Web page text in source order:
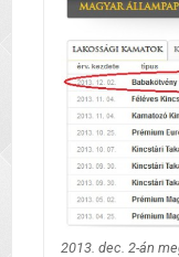
2013. dec. 2-án